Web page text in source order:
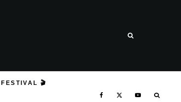
FESTIVAL 🎬